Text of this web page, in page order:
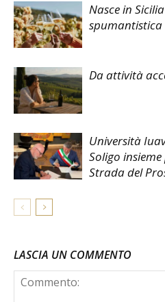
Nasce in
spumantistica
Da attività
Università
Soligo
Strada del
LASCIA UN COMMENTO